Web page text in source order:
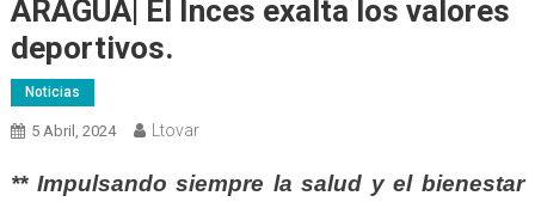
ARAGUA| El Inces exalta los valores
deportivos.
Noticias
5 Abril, 2024 Ltovar
** Impulsando siempre la salud y el bienestar